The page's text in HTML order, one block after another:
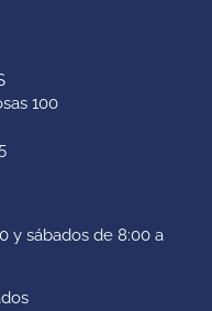
100
y sábados de 8:00 a